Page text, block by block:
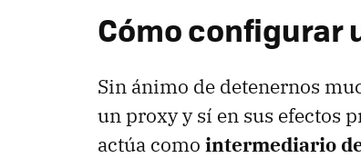
Cómo configurar
Sin ánimo de detenernos
un proxy y sí en sus efectos
actúa como intermediario